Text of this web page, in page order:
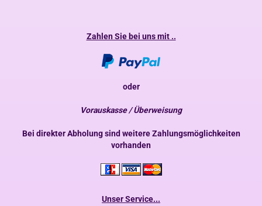
Zahlen Sie bei uns mit ..
oder
Vorauskasse / Überweisung
Bei direkter Abholung sind weitere Zahlungsmöglichkeiten
vorhanden
Unser Service...